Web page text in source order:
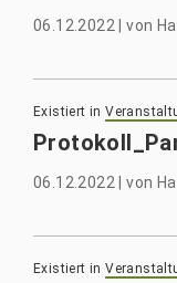
06.12.2022 |von
Existiert in
06.12.2022 |von
Existiert in